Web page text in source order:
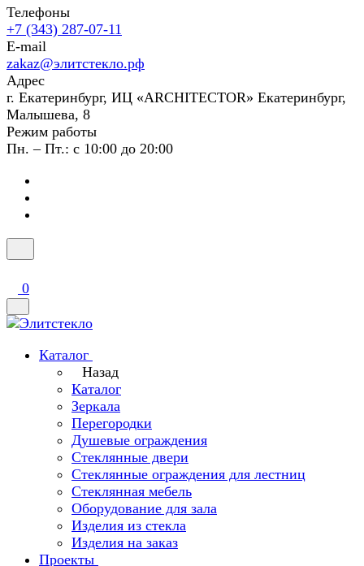
Телефоны
+7 (343) 287-07-11
E-mail
zakaz@элитстекло.рф
Адрес
г. Екатеринбург, ИЦ «ARCHITECTOR» Екатеринбург,
Малышева, 8
Режим работы
Пн. – Пт.: с 10:00 до 20:00
0
Каталог
Назад
Каталог
Зеркала
Перегородки
Душевые ограждения
Стеклянные двери
Стеклянные ограждения для лестниц
Стеклянная мебель
Оборудование для зала
Изделия из стекла
Изделия на заказ
Проекты